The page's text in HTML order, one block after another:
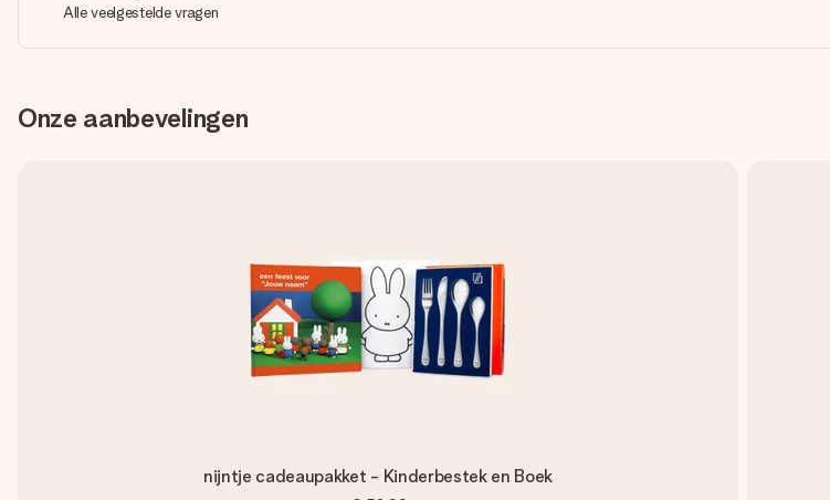
Alle veelgestelde vragen
Onze aanbevelingen
nijntje cadeaupakket - Kinderbestek en Boek